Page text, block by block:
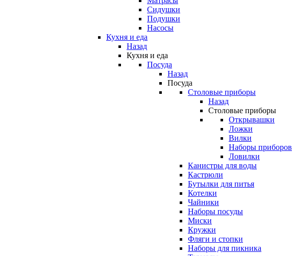
Сидушки
Подушки
Насосы
Кухня и еда
Назад
Кухня и еда
Посуда
Назад
Посуда
Столовые приборы
Назад
Столовые приборы
Открывашки
Ложки
Вилки
Наборы приборов
Ловилки
Канистры для воды
Кастрюли
Бутылки для питья
Котелки
Чайники
Наборы посуды
Миски
Кружки
Фляги и стопки
Наборы для пикника